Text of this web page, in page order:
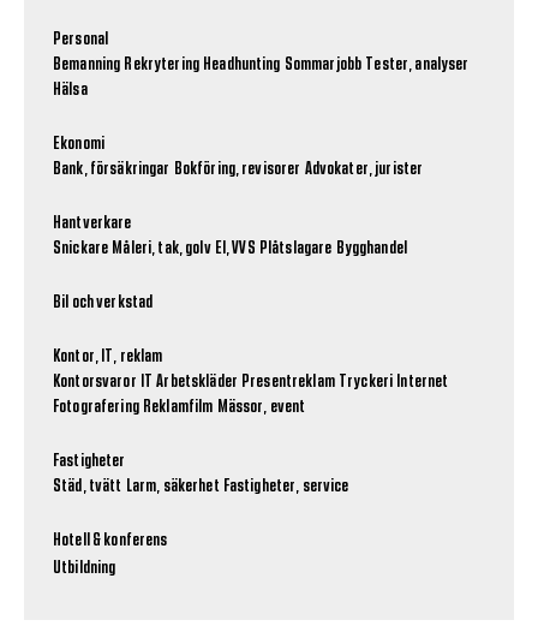
Personal
Bemanning Rekrytering Headhunting Sommarjobb Tester, analyser
Hälsa
Ekonomi
Bank, försäkringar Bokföring, revisorer Advokater, jurister
Hantverkare
Snickare Måleri, tak, golv El, VVS Plåtslagare Bygghandel
Bil och verkstad
Kontor, IT, reklam
Kontorsvaror IT Arbetskläder Presentreklam Tryckeri Internet
Fotografering Reklamfilm Mässor, event
Fastigheter
Städ, tvätt Larm, säkerhet Fastigheter, service
Hotell & konferens
Utbildning